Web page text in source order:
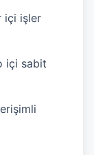
içi işler
içi sabit